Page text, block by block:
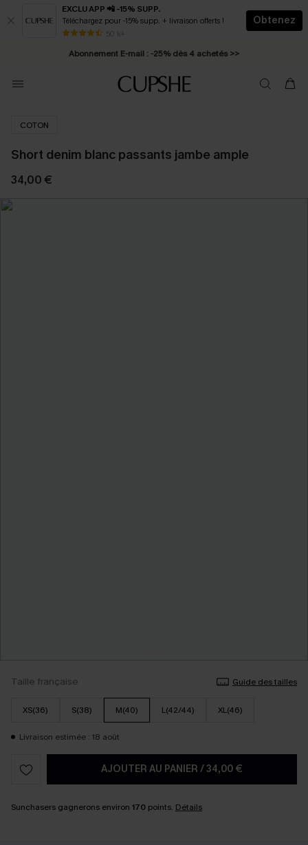
EXCLU APP 📲 -15% SUPP.
Téléchargez pour -15% supp. + livraison offerts !
50 k+
Obtenez
* Livraison éclair 2-3 jours ouvrés >>
Abonnement E-mail : -25% dès 4 achetés >>
COTON
Short denim blanc passants jambe ample
34,00 €
Taille française Guide des tailles
XS(36) S(38) M(40) L(42/44) XL(46)
Livraison estimée : 18 août
AJOUTER AU PANIER /34,00 €
Sunchasers gagnerons environ 170 points. Détails